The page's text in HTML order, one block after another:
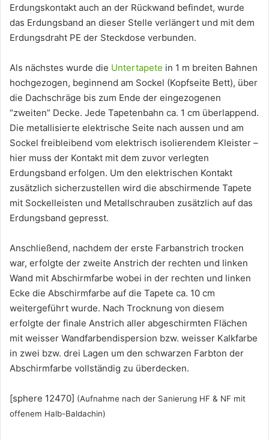
Erdungskontakt auch an der Rückwand befindet, wurde
das Erdungsband an dieser Stelle verlängert und mit dem
Erdungsdraht PE der Steckdose verbunden.
Als nächstes wurde die Untertapete in 1 m breiten Bahnen
hochgezogen, beginnend am Sockel (Kopfseite Bett), über
die Dachschräge bis zum Ende der eingezogenen
“zweiten” Decke. Jede Tapetenbahn ca. 1 cm überlappend.
Die metallisierte elektrische Seite nach aussen und am
Sockel freibleibend vom elektrisch isolierendem Kleister –
hier muss der Kontakt mit dem zuvor verlegten
Erdungsband erfolgen. Um den elektrischen Kontakt
zusätzlich sicherzustellen wird die abschirmende Tapete
mit Sockelleisten und Metallschrauben zusätzlich auf das
Erdungsband gepresst.
Anschließend, nachdem der erste Farbanstrich trocken
war, erfolgte der zweite Anstrich der rechten und linken
Wand mit Abschirmfarbe wobei in der rechten und linken
Ecke die Abschirmfarbe auf die Tapete ca. 10 cm
weitergeführt wurde. Nach Trocknung von diesem
erfolgte der finale Anstrich aller abgeschirmten Flächen
mit weisser Wandfarbendispersion bzw. weisser Kalkfarbe
in zwei bzw. drei Lagen um den schwarzen Farbton der
Abschirmfarbe vollständig zu überdecken.
[sphere 12470] (Aufnahme nach der Sanierung HF & NF mit
offenem Halb-Baldachin)